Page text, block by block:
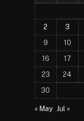
2
3
9
10
16
17
23
24
30
« May Jul »